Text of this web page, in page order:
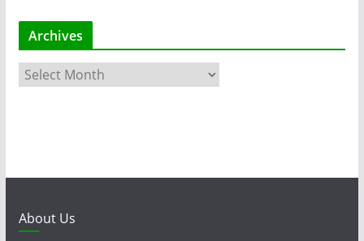
Archives
r
s
About Us